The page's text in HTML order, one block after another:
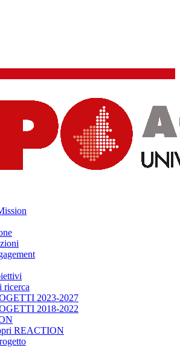
ricerca
2023-2027
2018-2022
REACTION